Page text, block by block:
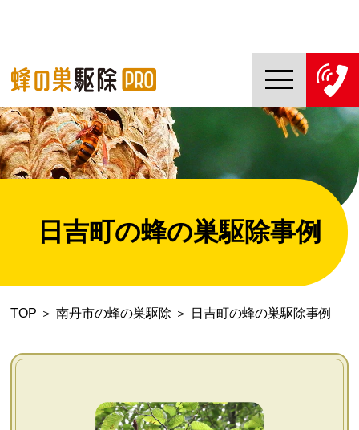
TOP
蜂の巣駆除PROについて
蜂の巣駆除ご依頼の流れ
対応エリア一覧
日吉町の蜂の巣駆除事例
TOP ＞ 南丹市の蜂の巣駆除 ＞ 日吉町の蜂の巣駆除事例